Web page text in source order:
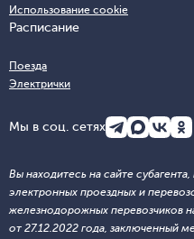
Использование cookie
Расписание
Поезда
Электрички
Мы в соц. сетях
Вы находитесь на сайте
электронных проездных и
железнодорожных перевозчиков
от 27.12.2022 года,